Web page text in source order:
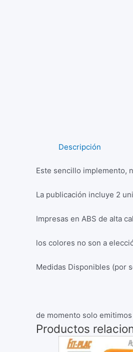
Descripción
Este sencillo implemento,
La publicación incluye 2
Impresas en ABS de alta
los colores no son a
Medidas Disponibles (por
de momento solo emitimos
Productos